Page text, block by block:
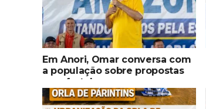
Em Anori, Omar conversa com
a população sobre propostas
para fortalecer segurança,
qualificação profissional e
ampliar serviços públicos